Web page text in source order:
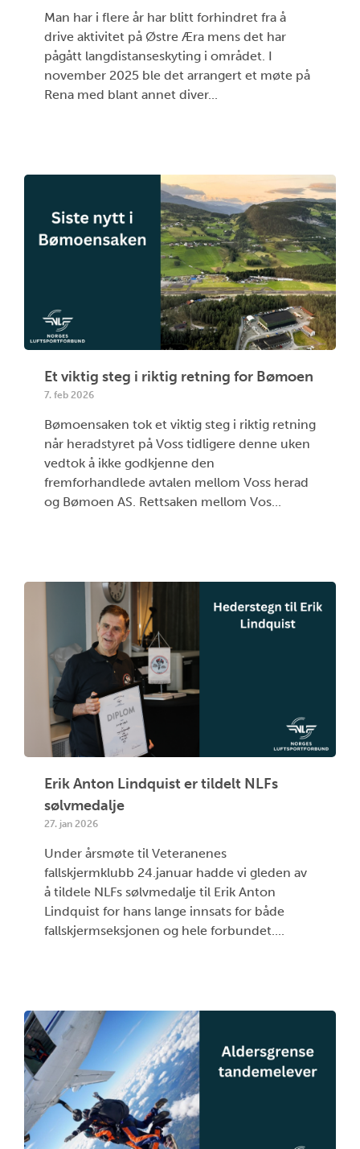
Man har i flere år har blitt forhindret fra å
drive aktivitet på Østre Æra mens det har
pågått langdistanseskyting i området. I
november 2025 ble det arrangert et møte på
Rena med blant annet diver...
Et viktig steg i riktig retning for Bømoen
7. feb 2026
Bømoensaken tok et viktig steg i riktig retning
når heradstyret på Voss tidligere denne uken
vedtok å ikke godkjenne den
fremforhandlede avtalen mellom Voss herad
og Bømoen AS. Rettsaken mellom Vos...
Erik Anton Lindquist er tildelt NLFs
sølvmedalje
27. jan 2026
Under årsmøte til Veteranenes
fallskjermklubb 24.januar hadde vi gleden av
å tildele NLFs sølvmedalje til Erik Anton
Lindquist for hans lange innsats for både
fallskjermseksjonen og hele forbundet....